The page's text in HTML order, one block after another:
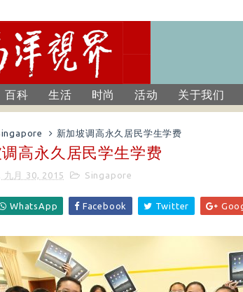
百科 生活 时尚 活动 关于我们
新加坡调高永久居民学生学费
高永久居民学生学费
九月 30, 2015 Singapore
WhatsApp Facebook Twitter